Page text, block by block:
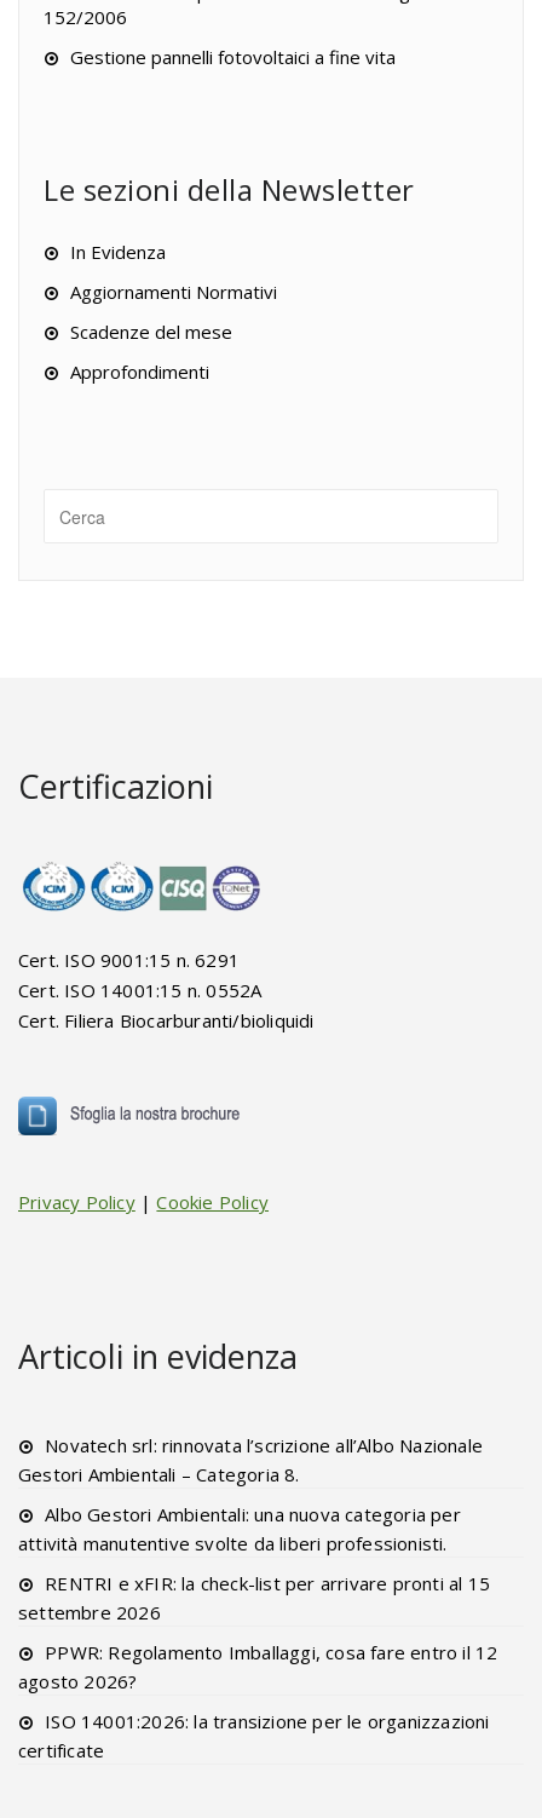
152/2006
Gestione pannelli fotovoltaici a fine vita
Le sezioni della Newsletter
In Evidenza
Aggiornamenti Normativi
Scadenze del mese
Approfondimenti
Certificazioni
Cert. ISO 9001:15 n. 6291
Cert. ISO 14001:15 n. 0552A
Cert. Filiera Biocarburanti/bioliquidi
Privacy Policy|Cookie Policy
Articoli in evidenza
Novatech srl: rinnovata l’scrizione all’Albo Nazionale
Gestori Ambientali – Categoria 8.
Albo Gestori Ambientali: una nuova categoria per
attività manutentive svolte da liberi professionisti.
RENTRI e xFIR: la check-list per arrivare pronti al 15
settembre 2026
PPWR: Regolamento Imballaggi, cosa fare entro il 12
agosto 2026?
ISO 14001:2026: la transizione per le organizzazioni
certificate